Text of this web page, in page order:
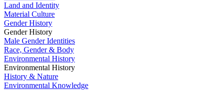
Land and Identity
Material Culture
Gender History
Gender History
Male Gender Identities
Race, Gender & Body
Environmental History
Environmental History
History & Nature
Environmental Knowledge